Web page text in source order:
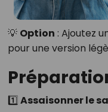
💡 Option : Ajoutez
pour une version
1️⃣ Assaisonner le